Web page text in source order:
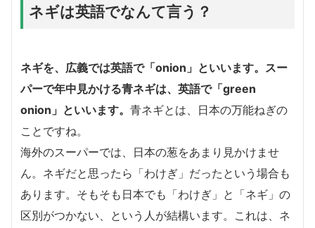
ネギは英語でなんて言う？
ネギを、広義では英語で「onion」 といいます。スー
パーで年中見かける青ネギは、英語で「green
onion」 といいます。 青ネギとは、日本の万能ねぎの
ことですね。
海外のスーパーでは、日本の葱をあまり見かけませ
ん。ネギだと思ったら「わけぎ」だったという場合も
あります。そもそも日本でも「わけぎ」と「ネギ」の
区別がつかない、という人が結構います。これは、ネ